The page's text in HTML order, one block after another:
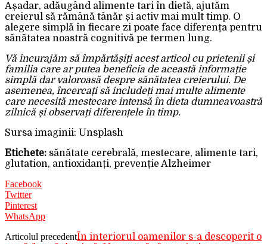
Așadar, adăugând alimente tari în dietă, ajutăm
creierul să rămână tânăr și activ mai mult timp. O
alegere simplă în fiecare zi poate face diferența pentru
sănătatea noastră cognitivă pe termen lung.
Vă încurajăm să împărtășiți acest articol cu prietenii și
familia care ar putea beneficia de această informație
simplă dar valoroasă despre sănătatea creierului. De
asemenea, încercați să includeți mai multe alimente
care necesită mestecare intensă în dieta dumneavoastră
zilnică și observați diferențele în timp.
Sursa imaginii: Unsplash
Etichete: sănătate cerebrală, mestecare, alimente tari,
glutation, antioxidanți, prevenție Alzheimer
Facebook
Twitter
Pinterest
WhatsApp
Articolul precedentÎn interiorul oamenilor s-a descoperit o